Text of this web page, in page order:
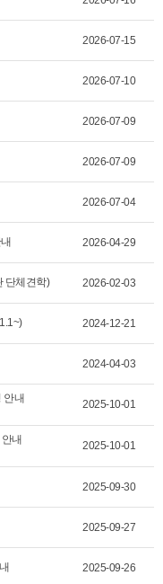
2026-07-15
2026-07-10
2026-07-09
2026-07-09
2026-07-04
2026-04-29
단체견학) 2026-02-03
2024-12-21
2024-04-03
안내
2025-10-01
내
2025-10-01
2025-09-30
2025-09-27
2025-09-26